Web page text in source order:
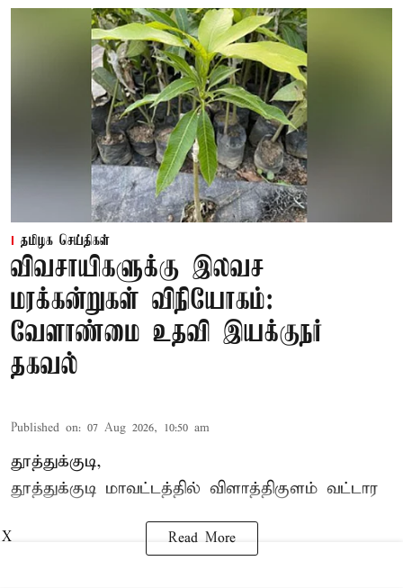
தமிழக செய்திகள்
விவசாயிகளுக்கு இலவச
மரக்கன்றுகள் விநியோகம்:
வேளாண்மை உதவி இயக்குநர்
தகவல்
Published on: 07 Aug 2026, 10:50 am
தூத்துக்குடி,
தூத்துக்குடி மாவட்டத்தில் விளாத்திகுளம் வட்டார
Read More
X